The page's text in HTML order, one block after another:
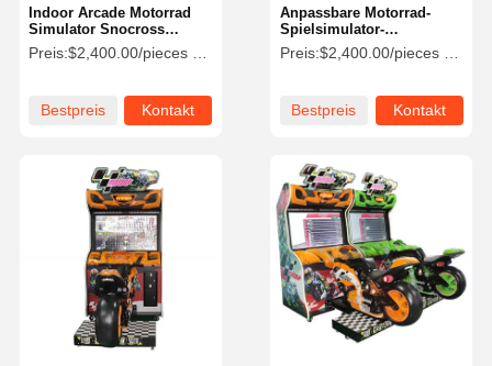
Indoor Arcade Motorrad
Simulator Snocross
Rennspiele 400w 150kg
Preis:$2,400.00/pieces 1-4 pieces
Bestpreis Kontakt
Anpassbare Motorrad-
Spielsimulator-
Umgebung,
umweltfreundlich für
Preis:$2,400.00/pieces 1-4 pieces
Bestpreis Kontakt